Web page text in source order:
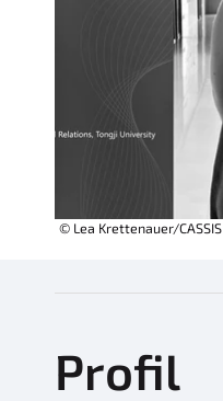
© Lea Krettenauer/CASSIS
Profil